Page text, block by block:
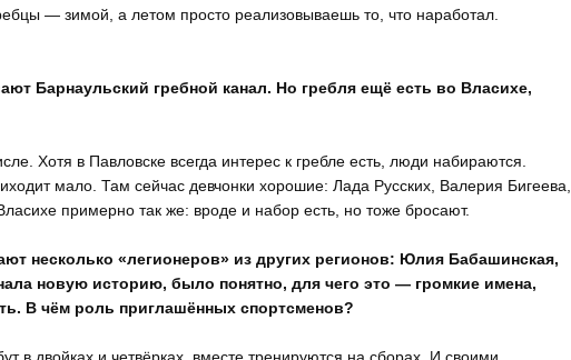
— зимой, а летом просто реализовываешь то, что наработал.
Барнаульский гребной канал. Но гребля ещё есть во Власихе,
Хотя в Павловске всегда интерес к гребле есть, люди набираются.
мало. Там сейчас девчонки хорошие: Лада Русских, Валерия Бигеева,
примерно так же: вроде и набор есть, но тоже бросают.
несколько «легионеров» из других регионов: Юлия Бабашинская,
новую историю, было понятно, для чего это — громкие имена,
В чём роль приглашённых спортсменов?
двойках и четвёрках, вместе тренируются на сборах. И своими